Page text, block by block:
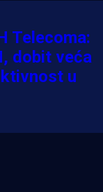
Telecoma:
dobit veća
u